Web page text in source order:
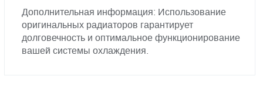
Дополнительная информация: Использование
оригинальных радиаторов гарантирует
долговечность и оптимальное функционирование
вашей системы охлаждения.